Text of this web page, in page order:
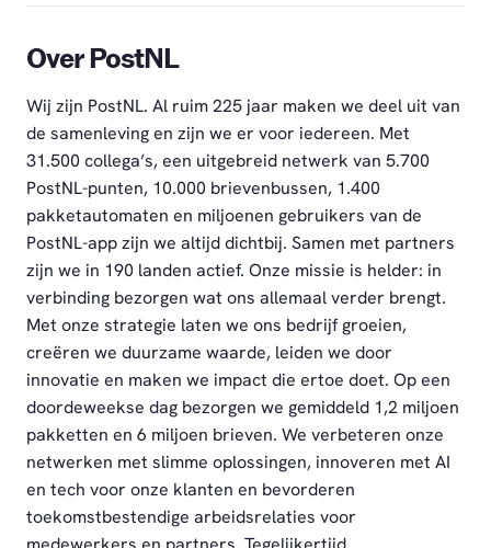
Over PostNL
Wij zijn PostNL. Al ruim 225 jaar maken we deel uit van
de samenleving en zijn we er voor iedereen. Met
31.500 collega’s, een uitgebreid netwerk van 5.700
PostNL-punten, 10.000 brievenbussen, 1.400
pakketautomaten en miljoenen gebruikers van de
PostNL-app zijn we altijd dichtbij. Samen met partners
zijn we in 190 landen actief. Onze missie is helder: in
verbinding bezorgen wat ons allemaal verder brengt.
Met onze strategie laten we ons bedrijf groeien,
creëren we duurzame waarde, leiden we door
innovatie en maken we impact die ertoe doet. Op een
doordeweekse dag bezorgen we gemiddeld 1,2 miljoen
pakketten en 6 miljoen brieven. We verbeteren onze
netwerken met slimme oplossingen, innoveren met AI
en tech voor onze klanten en bevorderen
toekomstbestendige arbeidsrelaties voor